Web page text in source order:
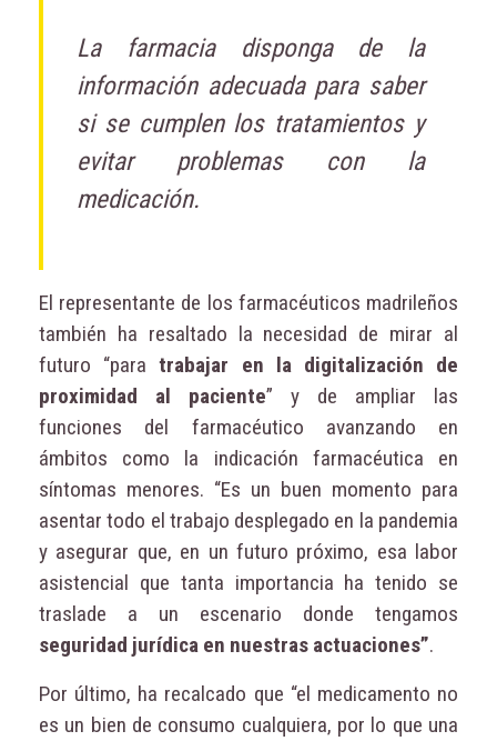
La farmacia disponga de la
información adecuada para saber
si se cumplen los tratamientos y
evitar problemas con la
medicación.
El representante de los farmacéuticos madrileños
también ha resaltado la necesidad de mirar al
futuro “paratrabajar en la digitalización de
proximidad al paciente” y de ampliar las
funciones del farmacéutico avanzando en
ámbitos como la indicación farmacéutica en
síntomas menores. “Es un buen momento para
asentar todo el trabajo desplegado en la pandemia
y asegurar que, en un futuro próximo, esa labor
asistencial que tanta importancia ha tenido se
traslade a un escenario donde tengamos
seguridad jurídica en nuestras actuaciones”.
Por último, ha recalcado que “el medicamento no
es un bien de consumo cualquiera, por lo que una